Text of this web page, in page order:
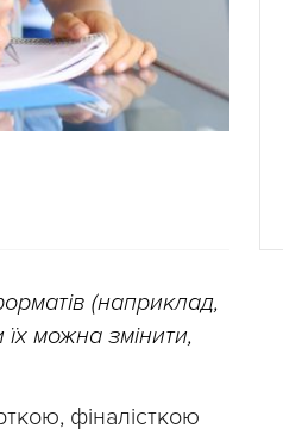
(наприклад,
можна змінити,
фіналісткою